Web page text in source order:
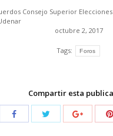
Consejo Superior Elecciones
octubre 2, 2017
Tags: Foros
Compartir esta